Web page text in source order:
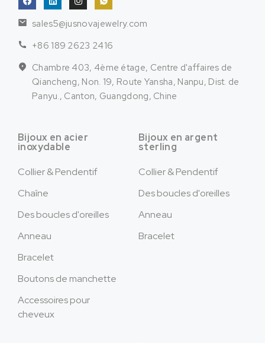
sales5@jusnovajewelry.com
+86 189 2623 2416
Chambre 403, 4ème étage, Centre d'affaires de
Qiancheng, Non. 19, Route Yansha, Nanpu, Dist. de
Panyu., Canton, Guangdong, Chine
Bijoux en acier
inoxydable
Collier & Pendentif
Chaîne
Des boucles d'oreilles
Anneau
Bracelet
Boutons de manchette
Accessoires pour
cheveux
Bijoux en argent
sterling
Collier & Pendentif
Des boucles d'oreilles
Anneau
Bracelet